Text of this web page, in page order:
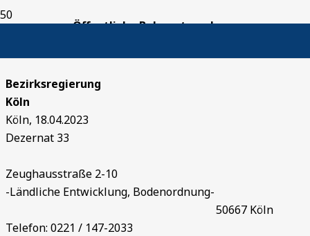
Öffentliche Bekanntmachung
Bezirksregierung
Köln, 18.04.2023
Dezernat 33
Zeughausstraße 2-10
-Ländliche Entwicklung, Bodenordnung-
50667 Köln
Telefon: 0221 / 147-2033